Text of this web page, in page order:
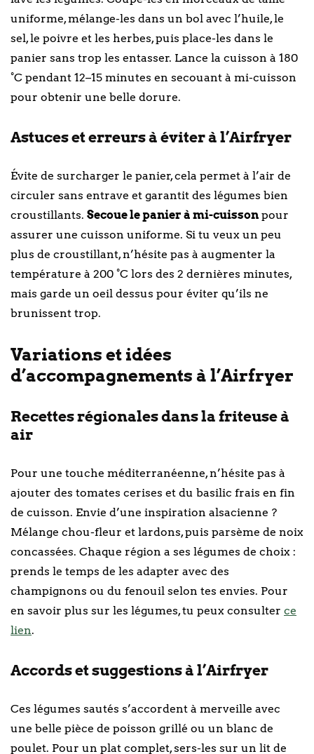
uniforme, mélange-les dans un bol avec l’huile, le
sel, le poivre et les herbes, puis place-les dans le
panier sans trop les entasser. Lance la cuisson à 180
°C pendant 12–15 minutes en secouant à mi-cuisson
pour obtenir une belle dorure.
Astuces et erreurs à éviter à l’Airfryer
Évite de surcharger le panier, cela permet à l’air de
circuler sans entrave et garantit des légumes bien
croustillants. Secoue le panier à mi-cuisson pour
assurer une cuisson uniforme. Si tu veux un peu
plus de croustillant, n’hésite pas à augmenter la
température à 200 °C lors des 2 dernières minutes,
mais garde un oeil dessus pour éviter qu’ils ne
brunissent trop.
Variations et idées
d’accompagnements à l’Airfryer
Recettes régionales dans la friteuse à
air
Pour une touche méditerranéenne, n’hésite pas à
ajouter des tomates cerises et du basilic frais en fin
de cuisson. Envie d’une inspiration alsacienne ?
Mélange chou-fleur et lardons, puis parsème de noix
concassées. Chaque région a ses légumes de choix :
prends le temps de les adapter avec des
champignons ou du fenouil selon tes envies. Pour
en savoir plus sur les légumes, tu peux consulter ce
lien.
Accords et suggestions à l’Airfryer
Ces légumes sautés s’accordent à merveille avec
une belle pièce de poisson grillé ou un blanc de
poulet. Pour un plat complet, sers-les sur un lit de